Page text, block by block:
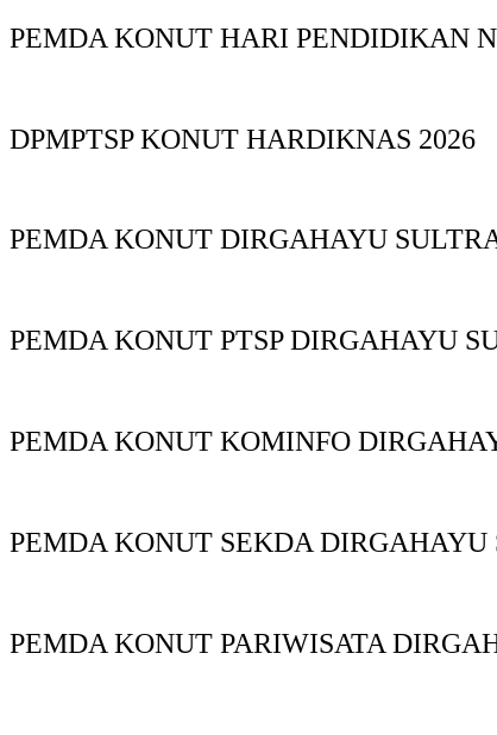
PEMDA KONUT HARI PENDIDIKAN
DPMPTSP KONUT HARDIKNAS 2026
PEMDA KONUT DIRGAHAYU
PEMDA KONUT PTSP DIRGAHAYU
PEMDA KONUT KOMINFO
PEMDA KONUT SEKDA DIRGAHAYU
PEMDA KONUT PARIWISATA